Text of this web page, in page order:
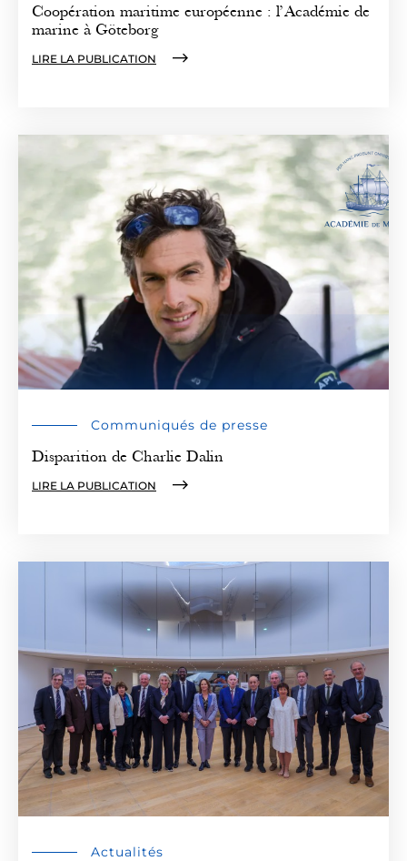
Coopération maritime européenne : l’Académie de
marine à Göteborg
LIRE LA PUBLICATION
Communiqués de presse
Disparition de Charlie Dalin
LIRE LA PUBLICATION
Actualités